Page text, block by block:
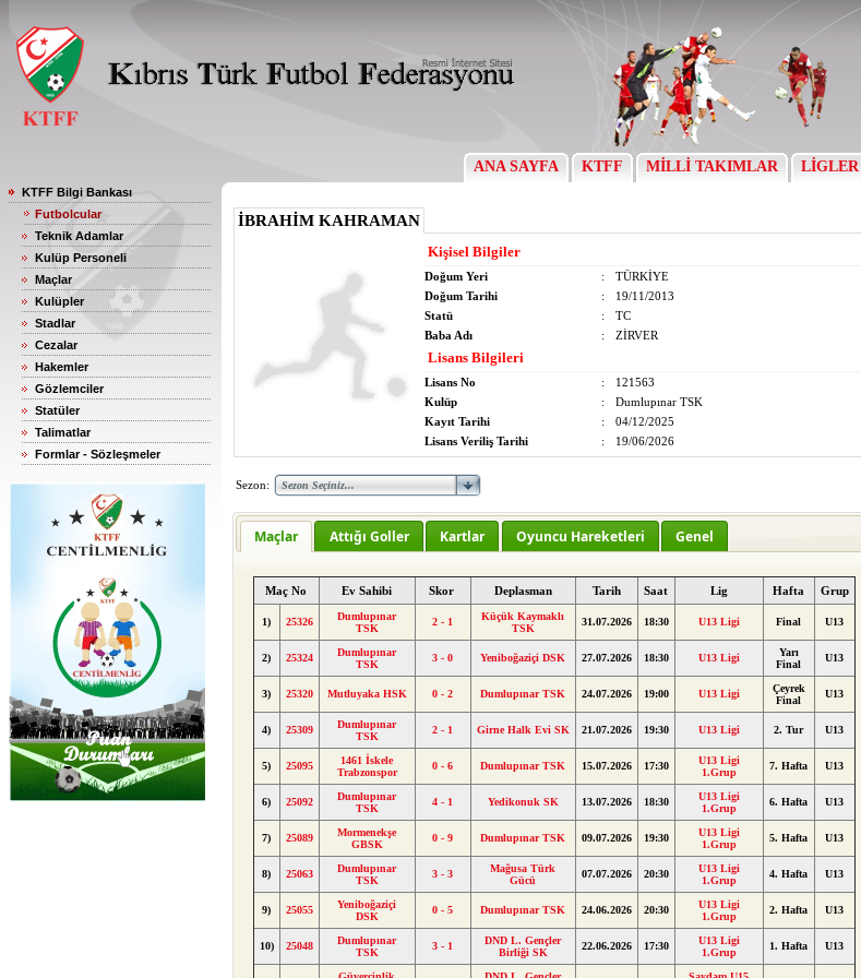
ANA SAYFA KTFF MİLLİ TAKIMLAR LİGLER
KTFF Bilgi Bankası
Futbolcular
Teknik Adamlar
Kulüp Personeli
Maçlar
Kulüpler
Stadlar
Cezalar
Hakemler
Gözlemciler
Statüler
Talimatlar
Formlar - Sözleşmeler
İBRAHİM KAHRAMAN
Kişisel Bilgiler
Doğum Yeri :
TÜRKİYE
Doğum Tarihi
:
19/11/2013
Statü
:
TC
Baba Adı
: ZİRVER
Lisans Bilgileri
Lisans No :
121563
Kulüp
:
Dumlupınar TSK
Kayıt Tarihi
:
04/12/2025
Lisans Veriliş Tarihi
: 19/06/2026
Sezon:
Maçlar Attığı Goller Kartlar Oyuncu Hareketleri Genel
Maç No Ev Sahibi Skor Deplasman Tarih Saat Lig Hafta Grup
1) 25326
Dumlupınar
TSK
2 - 1
Küçük Kaymaklı
TSK
31.07.2026 18:30 U13 Ligi Final U13
2) 25324
Dumlupınar
TSK
3 - 0 Yeniboğaziçi DSK 27.07.2026 18:30 U13 Ligi
Yarı
Final
U13
3) 25320 Mutluyaka HSK 0 - 2 Dumlupınar TSK 24.07.2026 19:00 U13 Ligi
Çeyrek
Final
U13
4) 25309
Dumlupınar
TSK
2 - 1 Girne Halk Evi SK 21.07.2026 19:30 U13 Ligi 2. Tur U13
5) 25095
1461 İskele
Trabzonspor
0 - 6 Dumlupınar TSK 15.07.2026 17:30
U13 Ligi
1.Grup
7. Hafta U13
6) 25092
Dumlupınar
TSK
4 - 1 Yedikonuk SK 13.07.2026 18:30
U13 Ligi
1.Grup
6. Hafta U13
7) 25089
Mormenekşe
GBSK
0 - 9 Dumlupınar TSK 09.07.2026 19:30
U13 Ligi
1.Grup
5. Hafta U13
8) 25063
Dumlupınar
TSK
3 - 3
Mağusa Türk
Gücü
07.07.2026 20:30
U13 Ligi
1.Grup
4. Hafta U13
9) 25055
Yeniboğaziçi
DSK
0 - 5 Dumlupınar TSK 24.06.2026 20:30
U13 Ligi
1.Grup
2. Hafta U13
10) 25048
Dumlupınar
TSK
3 - 1
DND L. Gençler
Birliği SK
22.06.2026 17:30
U13 Ligi
1.Grup
1. Hafta U13